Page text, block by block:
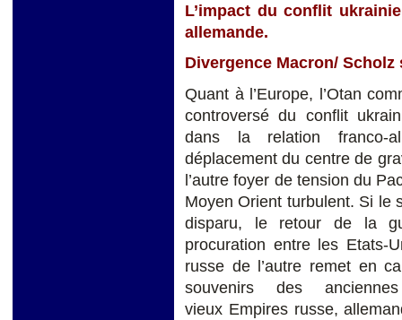
L’impact du conflit
allemande.
Divergence Macron/ Scholz
Quant à l’Europe, l’Otan
controversé du conflit
dans la relation franco-
déplacement du centre de
l’autre foyer de tension du
Moyen Orient turbulent. Si le
disparu, le retour de la
procuration entre les Etats-
russe de l’autre remet en
souvenirs des
vieux Empires russe,